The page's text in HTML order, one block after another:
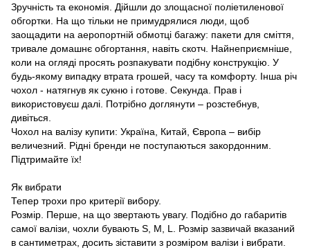
Зручність та економія. Дійшли до злощасної поліетиленової
обгортки. На що тільки не примудрялися люди, щоб
заощадити на аеропортній обмотці багажу: пакети для сміття,
тривале домашнє обгортання, навіть скотч. Найнеприємніше,
коли на огляді просять розпакувати подібну конструкцію. У
будь-якому випадку втрата грошей, часу та комфорту. Інша річ
чохол - натягнув як сукню і готове. Секунда. Прав і
використовуєш далі. Потрібно доглянути – розстебнув,
дивіться.
Чохол на валізу купити: Україна, Китай, Європа – вибір
величезний. Рідні бренди не поступаються закордонним.
Підтримайте їх!
Як вибрати
Тепер трохи про критерії вибору.
Розмір. Перше, на що звертають увагу. Подібно до габаритів
самої валізи, чохли бувають S, M, L. Розмір зазвичай вказаний
в сантиметрах, досить зіставити з розміром валізи і вибрати.